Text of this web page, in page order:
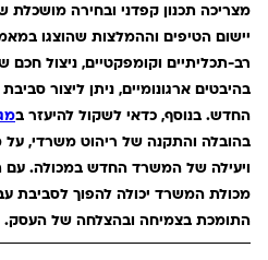
מצריכה תכנון קפדני ובחירה
יישום הטיפים וההמלצות שהוצגו
רב-תכליתיים וקומפקטיים, ניצול
בהיבטים ארגונומיים, ניתן ליצור
החדש. בנוסף, כדאי לשקול להיעזר ב
בהובלה והתקנה של ריהוט משרדי,
ויעילה של המשרד החדש במכולה. עם
מכולת המשרד יכולה להפוך לסביבת
התומכת בצמיחה ובהצלחה של העסק.